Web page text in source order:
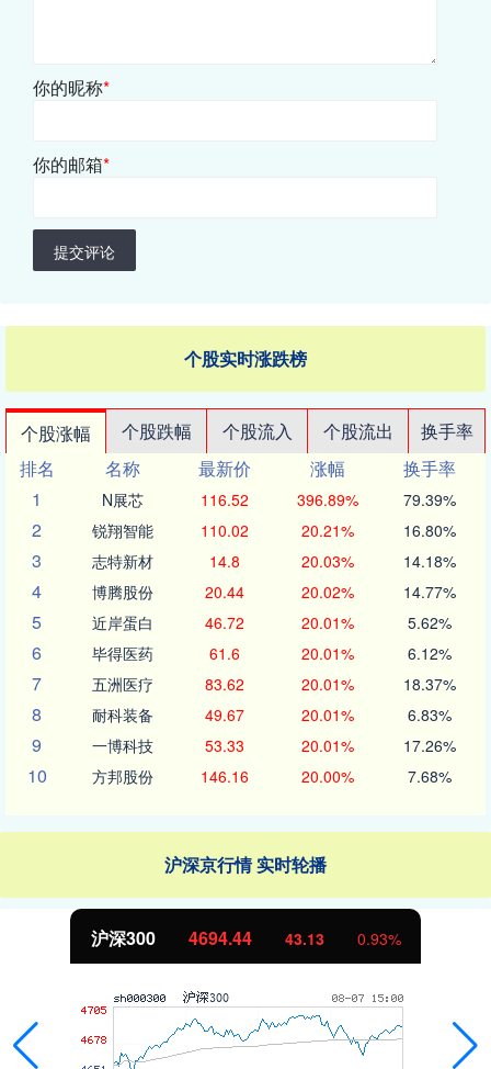
你的昵称*
你的邮箱*
提交评论
个股实时涨跌榜
个股涨幅 个股跌幅 个股流入 个股流出
换手率
排名
名称 最新价 涨幅
换手率
1
N展芯 116.52 396.89% 79.39%
2 锐翔智能 110.02 20.21% 16.80%
3 志特新材 14.8 20.03% 14.18%
4 博腾股份 20.44 20.02% 14.77%
5 近岸蛋白 46.72 20.01% 5.62%
6 毕得医药 61.6 20.01% 6.12%
7 五洲医疗 83.62 20.01% 18.37%
8 耐科装备 49.67 20.01% 6.83%
9 一博科技 53.33 20.01% 17.26%
10 方邦股份 146.16 20.00% 7.68%
沪深京行情 实时轮播
沪深300 4694.44 43.13 0.93%